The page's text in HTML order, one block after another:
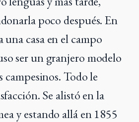
poco después. En
una casa en el campo
ser un granjero modelo
campesinos. Todo le
Se alistó en la
y estando allá en 1855